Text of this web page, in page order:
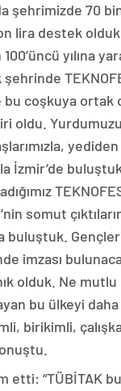
şehrimizde 70
lira destek olduk.
yılına
coşkuya ortak
oldu.
İzmir’de
somut
buluştuk.
imzası
olduk. Ne
bu ülkeyi
birikimli,
etti: “TÜBİTAK